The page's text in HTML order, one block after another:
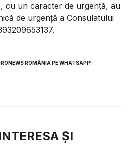
cu un caracter de urgență, au
de urgență a Consulatului
ROMÂNIA PE WHATSAPP!
ȘI